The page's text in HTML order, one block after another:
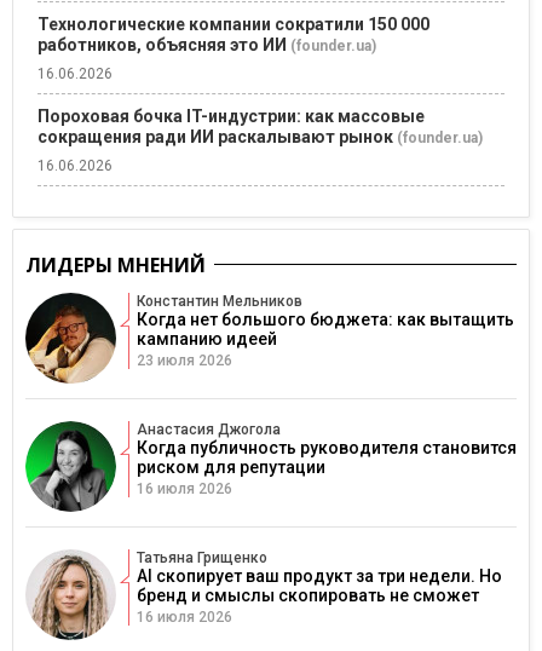
Технологические компании сократили 150 000
работников, объясняя это ИИ (founder.ua)
16.06.2026
Пороховая бочка IT-индустрии: как массовые
сокращения ради ИИ раскалывают рынок (founder.ua)
16.06.2026
ЛИДЕРЫ МНЕНИЙ
Константин Мельников
Когда нет большого бюджета: как вытащить
кампанию идеей
23 июля 2026
Анастасия Джогола
Когда публичность руководителя становится
риском для репутации
16 июля 2026
Татьяна Грищенко
AI скопирует ваш продукт за три недели. Но
бренд и смыслы скопировать не сможет
16 июля 2026